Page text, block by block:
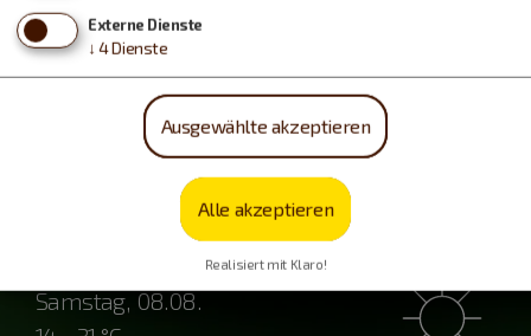
Wetter
Samstag, 08.08.
Externe Dienste
↓ 4Dienste
Ausgewählte akzeptieren
Alle akzeptieren
Realisiert mit Klaro!